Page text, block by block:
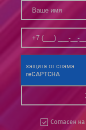
Согласен на